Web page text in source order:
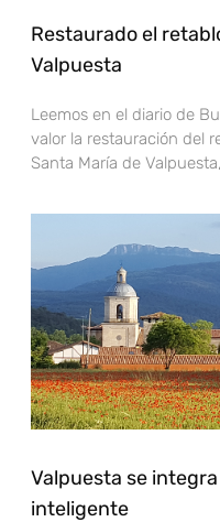
Restaurado el
Valpuesta
Leemos en el diario de
valor la restauración del
Santa María de Valpuesta,
Valpuesta se
inteligente